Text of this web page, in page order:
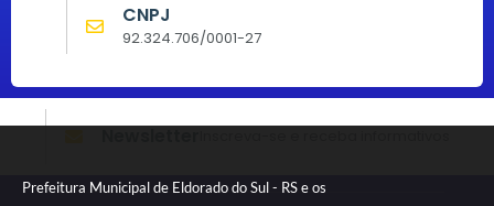
Prefeitura Municipal de Eldorado do Sul - RS e os
CNPJ
92.324.706/0001-27